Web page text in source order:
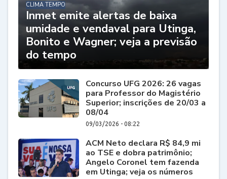
CLIMA TEMPO
Inmet emite alertas de baixa
umidade e vendaval para Utinga,
Bonito e Wagner; veja a previsão
do tempo
Concurso UFG 2026: 26 vagas
para Professor do Magistério
Superior; inscrições de 20/03 a
08/04
09/03/2026 - 08:22
ACM Neto declara R$ 84,9 mi
ao TSE e dobra patrimônio;
Angelo Coronel tem fazenda
em Utinga; veja os números